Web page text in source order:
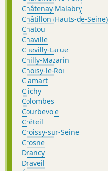
Châtenay-Malabry
Châtillon (Hauts-de-Seine)
Chatou
Chaville
Chevilly-Larue
Chilly-Mazarin
Choisy-le-Roi
Clamart
Clichy
Colombes
Courbevoie
Créteil
Croissy-sur-Seine
Crosne
Drancy
Draveil